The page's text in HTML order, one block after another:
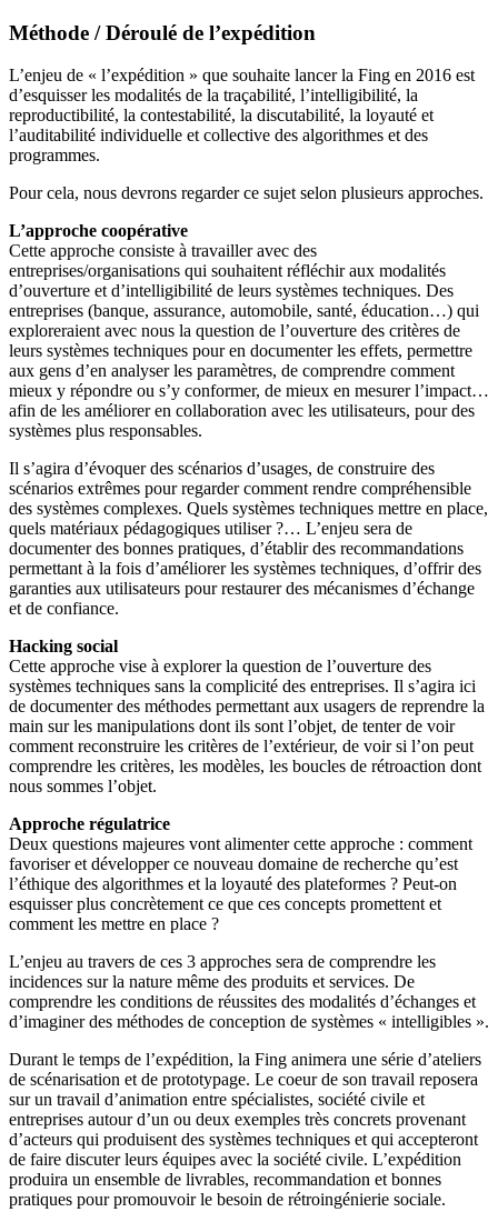
Méthode / Déroulé de l’expédition
L’enjeu de « l’expédition » que souhaite lancer la Fing en 2016 est
d’esquisser les modalités de la traçabilité, l’intelligibilité, la
reproductibilité, la contestabilité, la discutabilité, la loyauté et
l’auditabilité individuelle et collective des algorithmes et des
programmes.
Pour cela, nous devrons regarder ce sujet selon plusieurs approches.
L’approche coopérative
Cette approche consiste à travailler avec des
entreprises/organisations qui souhaitent réfléchir aux modalités
d’ouverture et d’intelligibilité de leurs systèmes techniques. Des
entreprises (banque, assurance, automobile, santé, éducation…) qui
exploreraient avec nous la question de l’ouverture des critères de
leurs systèmes techniques pour en documenter les effets, permettre
aux gens d’en analyser les paramètres, de comprendre comment
mieux y répondre ou s’y conformer, de mieux en mesurer l’impact…
afin de les améliorer en collaboration avec les utilisateurs, pour des
systèmes plus responsables.
Il s’agira d’évoquer des scénarios d’usages, de construire des
scénarios extrêmes pour regarder comment rendre compréhensible
des systèmes complexes. Quels systèmes techniques mettre en place,
quels matériaux pédagogiques utiliser ?… L’enjeu sera de
documenter des bonnes pratiques, d’établir des recommandations
permettant à la fois d’améliorer les systèmes techniques, d’offrir des
garanties aux utilisateurs pour restaurer des mécanismes d’échange
et de confiance.
Hacking social
Cette approche vise à explorer la question de l’ouverture des
systèmes techniques sans la complicité des entreprises. Il s’agira ici
de documenter des méthodes permettant aux usagers de reprendre la
main sur les manipulations dont ils sont l’objet, de tenter de voir
comment reconstruire les critères de l’extérieur, de voir si l’on peut
comprendre les critères, les modèles, les boucles de rétroaction dont
nous sommes l’objet.
Approche régulatrice
Deux questions majeures vont alimenter cette approche : comment
favoriser et développer ce nouveau domaine de recherche qu’est
l’éthique des algorithmes et la loyauté des plateformes ? Peut-on
esquisser plus concrètement ce que ces concepts promettent et
comment les mettre en place ?
L’enjeu au travers de ces 3 approches sera de comprendre les
incidences sur la nature même des produits et services. De
comprendre les conditions de réussites des modalités d’échanges et
d’imaginer des méthodes de conception de systèmes « intelligibles ».
Durant le temps de l’expédition, la Fing animera une série d’ateliers
de scénarisation et de prototypage. Le coeur de son travail reposera
sur un travail d’animation entre spécialistes, société civile et
entreprises autour d’un ou deux exemples très concrets provenant
d’acteurs qui produisent des systèmes techniques et qui accepteront
de faire discuter leurs équipes avec la société civile. L’expédition
produira un ensemble de livrables, recommandation et bonnes
pratiques pour promouvoir le besoin de rétroingénierie sociale.